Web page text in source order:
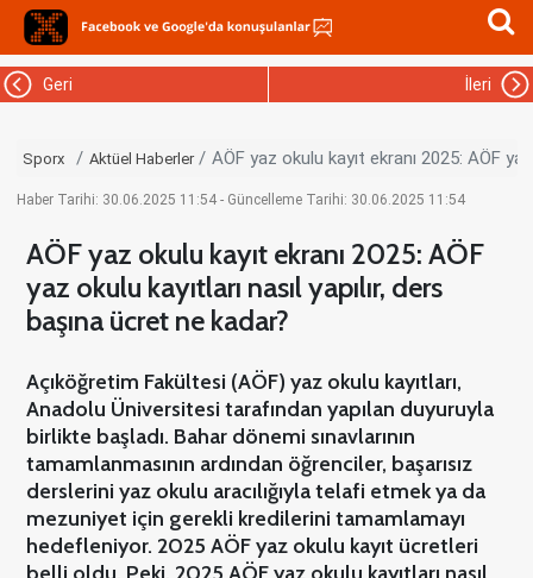
Geri İleri
Sporx Aktüel Haberler AÖF yaz okulu kayıt ekranı 2025: AÖF
Haber Tarihi: 30.06.2025 11:54 - Güncelleme Tarihi: 30.06.2025 11:54
AÖF yaz okulu kayıt ekranı 2025: AÖF
yaz okulu kayıtları nasıl yapılır, ders
başına ücret ne kadar?
Açıköğretim Fakültesi (AÖF) yaz okulu kayıtları,
Anadolu Üniversitesi tarafından yapılan duyuruyla
birlikte başladı. Bahar dönemi sınavlarının
tamamlanmasının ardından öğrenciler, başarısız
derslerini yaz okulu aracılığıyla telafi etmek ya da
mezuniyet için gerekli kredilerini tamamlamayı
hedefleniyor. 2025 AÖF yaz okulu kayıt ücretleri